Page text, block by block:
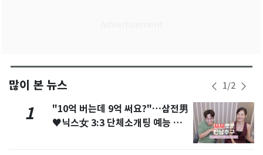
많이 본 뉴스 1/2
1
"10억 버는데 9억 써요?"…삼전男
♥닉스女 3:3 단체소개팅 예능 화